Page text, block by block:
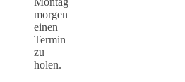
morgen
einen
Termin
zu
holen.